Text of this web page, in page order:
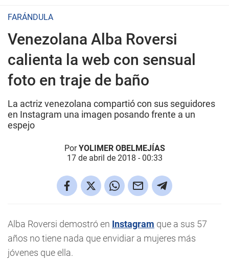
FARÁNDULA
Venezolana Alba Roversi
calienta la web con sensual
foto en traje de baño
La actriz venezolana compartió con sus seguidores
en Instagram una imagen posando frente a un
espejo
PorYOLIMER OBELMEJÍAS
17 de abril de 2018 - 00:33
Alba Roversi demostró en Instagram que a sus 57
años no tiene nada que envidiar a mujeres más
jóvenes que ella.